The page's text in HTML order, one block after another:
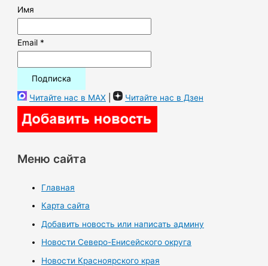
Имя
Email *
Читайте нас в MAX | Читайте нас в Дзен
Меню сайта
Главная
Карта сайта
Добавить новость или написать админу
Новости Северо-Енисейского округа
Новости Красноярского края